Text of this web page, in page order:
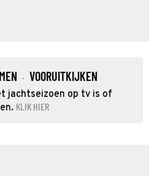
· VOORUITKIJKEN
jachtseizoen op tv is of
KLIK HIER